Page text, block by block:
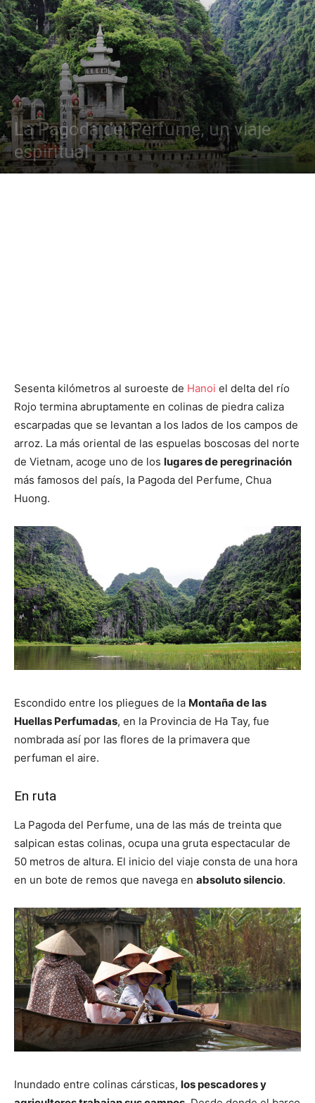
Destinos Asia
La Pagoda del Perfume, un viaje
espiritual
Sesenta kilómetros al suroeste de Hanoi el delta del río
Rojo termina abruptamente en colinas de piedra caliza
escarpadas que se levantan a los lados de los campos de
arroz. La más oriental de las espuelas boscosas del norte
de Vietnam, acoge uno de los lugares de peregrinación
más famosos del país, la Pagoda del Perfume, Chua
Huong.
Escondido entre los pliegues de la Montaña de las
Huellas Perfumadas, en la Provincia de Ha Tay, fue
nombrada así por las flores de la primavera que
perfuman el aire.
En ruta
La Pagoda del Perfume, una de las más de treinta que
salpican estas colinas, ocupa una gruta espectacular de
50 metros de altura. El inicio del viaje consta de una hora
en un bote de remos que navega en absoluto silencio.
Inundado entre colinas cársticas, los pescadores y